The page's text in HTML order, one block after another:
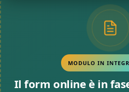
MODULO IN
Il form online è in